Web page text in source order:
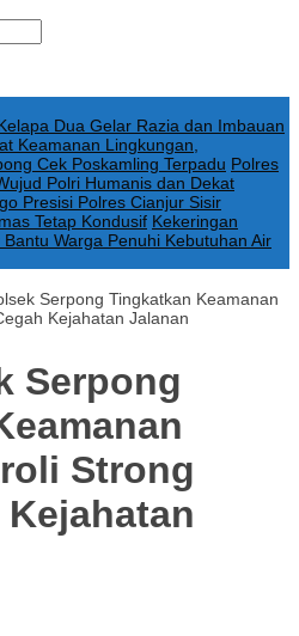
Dua Gelar Razia dan Imbauan
Keamanan Lingkungan,
Cek Poskamling Terpadu Polres
Polri Humanis dan Dekat
Presisi Polres Cianjur Sisir
Tetap Kondusif Kekeringan
Warga Penuhi Kebutuhan Air
Serpong Tingkatkan Keamanan
Kejahatan Jalanan
Serpong
Strong